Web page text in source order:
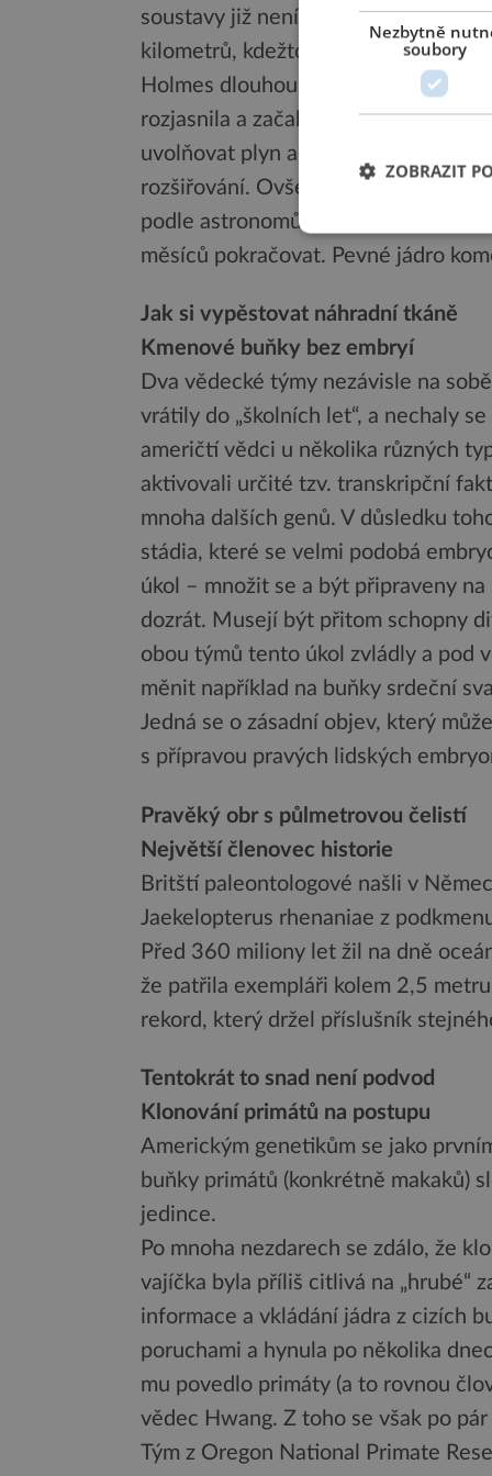
soustavy již není Slunce, nýbrž
kilometrů, kdežto průměr Slunce se
Holmes dlouhou dobu nebyla ničím
rozjasnila a začala přibírat na
uvolňovat plyn a prach a atmosféra
rozšiřování. Ovšem, co k tomuto
podle astronomů prý jen to, že
měsíců pokračovat. Pevné jádro
Jak si vypěstovat náhradní tkáně
Kmenové buňky bez embryí
Dva vědecké týmy nezávisle na
vrátily do „školních let“, a nechaly
američtí vědci u několika různých
aktivovali určité tzv. transkripční
mnoha dalších genů. V důsledku
stádia, které se velmi podobá
úkol – množit se a být připraveny
dozrát. Musejí být přitom schopny
obou týmů tento úkol zvládly a pod
měnit například na buňky srdeční
Jedná se o zásadní objev, který
s přípravou pravých lidských
Pravěký obr s půlmetrovou čelistí
Největší členovec historie
Britští paleontologové našli v
Jaekelopterus rhenaniae z
Před 360 miliony let žil na dně
že patřila exempláři kolem 2,5
rekord, který držel příslušník
Tentokrát to snad není podvod
Klonování primátů na postupu
Americkým genetikům se jako
buňky primátů (konkrétně makaků)
jedince.
Po mnoha nezdarech se zdálo, že
vajíčka byla příliš citlivá na „hrubé“
informace a vkládání jádra z cizích
poruchami a hynula po několika
mu povedlo primáty (a to rovnou
vědec Hwang. Z toho se však po
Tým z Oregon National Primate
Nezbytně
soubory
ZOBRAZIT